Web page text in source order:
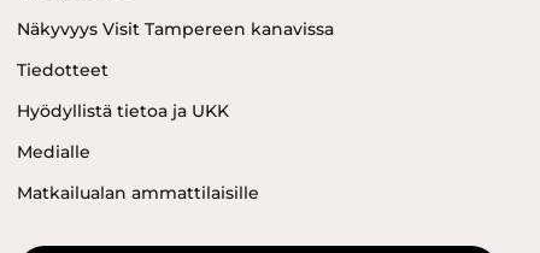
Näkyvyys Visit Tampereen kanavissa
Tiedotteet
Hyödyllistä tietoa ja UKK
Medialle
Matkailualan ammattilaisille